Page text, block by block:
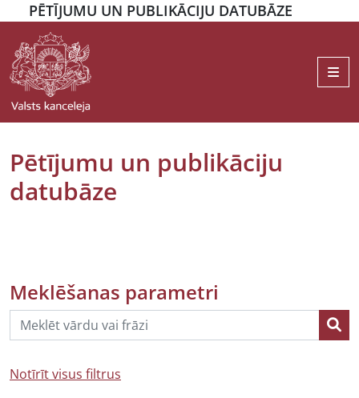
PĒTĪJUMU UN PUBLIKĀCIJU DATUBĀZE
Pētījumu un publikāciju
datubāze
Meklēšanas parametri
Notīrīt visus filtrus